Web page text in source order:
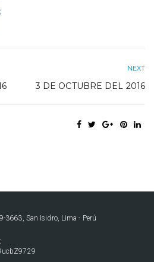
NEXT
3 DE OCTUBRE DEL 2016
3663, San Isidro, Lima - Perú